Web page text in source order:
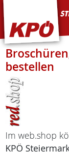
KPÖ Steiermark
bestellen
Im web.shop
KPÖ